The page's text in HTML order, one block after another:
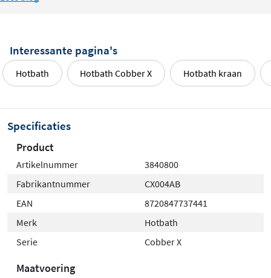
Interessante pagina's
Hotbath Hotbath Cobber X Hotbath kraan
Specificaties
Product
Artikelnummer
3840800
Fabrikantnummer
CX004AB
EAN
8720847737441
Merk
Hotbath
Serie
Cobber X
Maatvoering